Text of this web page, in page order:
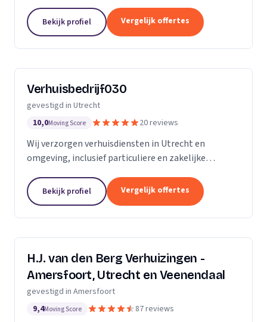
Bekijk profiel Vergelijk offertes
Verhuisbedrijf030
gevestigd in Utrecht
10,0Moving Score 20 reviews
Wij verzorgen verhuisdiensten in Utrecht en
omgeving, inclusief particuliere en zakelijke
Bekijk profiel Vergelijk offertes
H.J. van den Berg Verhuizingen -
Amersfoort, Utrecht en Veenendaal
gevestigd in Amersfoort
9,4Moving Score 87 reviews